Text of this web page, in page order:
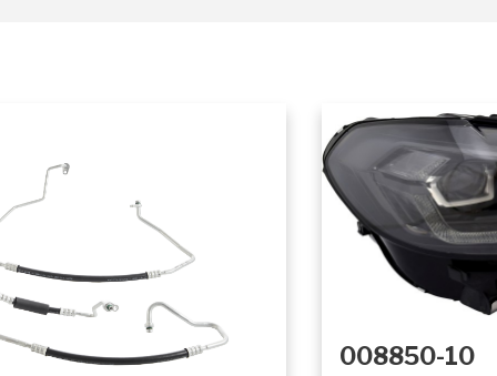
008850-10